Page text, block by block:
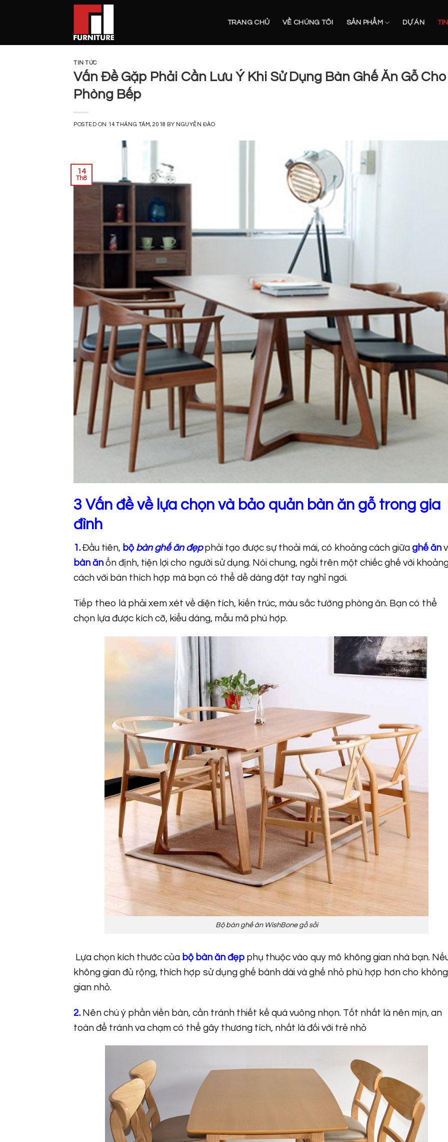
TRANG CHỦ VỀ CHÚNG TÔI SẢN PHẨM DỰ ÁN
TIN TỨC
Vấn Đề Gặp Phải Cần Lưu Ý Khi Sử Dụng Bàn Ghế Ăn Gỗ Cho
Phòng Bếp
POSTED ON 14 THÁNG TÁM, 2018 BY NGUYỄN ĐÀO
14
Th8
3 Vấn đề về lựa chọn và bảo quản bàn ăn gỗ trong gia
đình
1. Đầu tiên, bộ bàn ghế ăn đẹpphải tạo được sự thoải mái, có khoảng cách giữa ghế ăn
bàn ăn ổn định, tiện lợi cho người sử dụng. Nói chung, ngồi trên một chiếc ghế với
cách với bàn thích hợp mà bạn có thể dễ dàng đặt tay nghỉ ngơi.
Tiếp theo là phải xem xét về diện tích, kiến trúc, màu sắc tường phòng ăn. Bạn có thể
chọn lựa được kích cỡ, kiểu dáng, mẫu mã phù hợp.
Bộ bàn ghế ăn WishBone gỗ sồi
Lựa chọn kích thước của bộ bàn ăn đẹp phụ thuộc vào quy mô không gian nhà bạn.
không gian đủ rộng, thích hợp sử dụng ghế bành dài và ghế nhỏ phù hợp hơn cho không
gian nhỏ.
2. Nên chú ý phần viền bàn, cần tránh thiết kế quá vuông nhọn. Tốt nhất là nên mịn, an
toàn để tránh va chạm có thể gây thương tích, nhất là đối với trẻ nhỏ